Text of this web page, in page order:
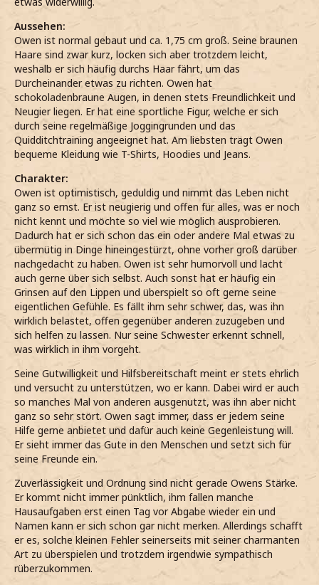
Aussehen:
Owen ist normal gebaut und ca. 1,75 cm groß. Seine braunen
Haare sind zwar kurz, locken sich aber trotzdem leicht,
weshalb er sich häufig durchs Haar fährt, um das
Durcheinander etwas zu richten. Owen hat
schokoladenbraune Augen, in denen stets Freundlichkeit und
Neugier liegen. Er hat eine sportliche Figur, welche er sich
durch seine regelmäßige Joggingrunden und das
Quidditchtraining angeeignet hat. Am liebsten trägt Owen
bequeme Kleidung wie T-Shirts, Hoodies und Jeans.
Charakter:
Owen ist optimistisch, geduldig und nimmt das Leben nicht
ganz so ernst. Er ist neugierig und offen für alles, was er noch
nicht kennt und möchte so viel wie möglich ausprobieren.
Dadurch hat er sich schon das ein oder andere Mal etwas zu
übermütig in Dinge hineingestürzt, ohne vorher groß darüber
nachgedacht zu haben. Owen ist sehr humorvoll und lacht
auch gerne über sich selbst. Auch sonst hat er häufig ein
Grinsen auf den Lippen und überspielt so oft gerne seine
eigentlichen Gefühle. Es fällt ihm sehr schwer, das, was ihn
wirklich belastet, offen gegenüber anderen zuzugeben und
sich helfen zu lassen. Nur seine Schwester erkennt schnell,
was wirklich in ihm vorgeht.
Seine Gutwilligkeit und Hilfsbereitschaft meint er stets ehrlich
und versucht zu unterstützen, wo er kann. Dabei wird er auch
so manches Mal von anderen ausgenutzt, was ihn aber nicht
ganz so sehr stört. Owen sagt immer, dass er jedem seine
Hilfe gerne anbietet und dafür auch keine Gegenleistung will.
Er sieht immer das Gute in den Menschen und setzt sich für
seine Freunde ein.
Zuverlässigkeit und Ordnung sind nicht gerade Owens Stärke.
Er kommt nicht immer pünktlich, ihm fallen manche
Hausaufgaben erst einen Tag vor Abgabe wieder ein und
Namen kann er sich schon gar nicht merken. Allerdings schafft
er es, solche kleinen Fehler seinerseits mit seiner charmanten
Art zu überspielen und trotzdem irgendwie sympathisch
rüberzukommen.